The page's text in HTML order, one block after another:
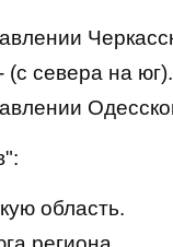
севера на юг).
область.